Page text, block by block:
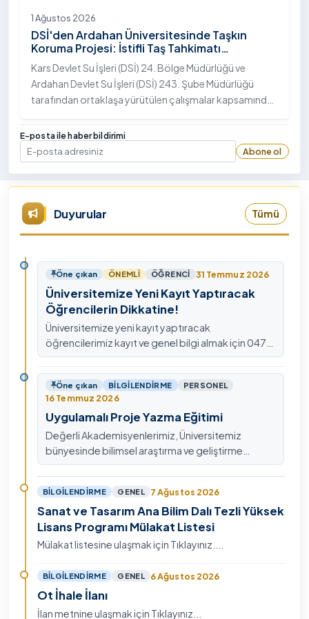
1 Ağustos 2026
DSİ'den Ardahan Üniversitesinde Taşkın
Koruma Projesi: İstifli Taş Tahkimatı
Çalışmaları Tamamlandı
Kars Devlet Su İşleri (DSİ) 24. Bölge Müdürlüğü ve
Ardahan Devlet Su İşleri (DSİ) 243. Şube Müdürlüğü
tarafından ortaklaşa yürütülen çalışmalar kapsamında,
"İstifli Taş Tahkimatı" projesi titizlikle tamamlandı.
E-posta ile haber bildirimi
E-posta
Abone ol
Duyurular Tümü
Öne çıkan ÖNEMLI ÖĞRENCI 31 Temmuz 2026
Üniversitemize Yeni Kayıt Yaptıracak
Öğrencilerin Dikkatine!
Üniversitemize yeni kayıt yaptıracak
öğrencilerimiz kayıt ve genel bilgi almak için 0478
211 75 75 Dahili: 1913 nolu telefondan
ulaşabilirsiniz.
Öne çıkan BILGILENDIRME PERSONEL
16 Temmuz 2026
Uygulamalı Proje Yazma Eğitimi
Değerli Akademisyenlerimiz, Üniversitemiz
bünyesinde bilimsel araştırma ve geliştirme
kültürünü güçlendirmek, ulusal ve uluslararası fon
mekanizmala…
BILGILENDIRME GENEL 7 Ağustos 2026
Sanat ve Tasarım Ana Bilim Dalı Tezli Yüksek
Lisans Programı Mülakat Listesi
Mülakat listesine ulaşmak için Tıklayınız....
BILGILENDIRME GENEL 6 Ağustos 2026
Ot İhale İlanı
İlan metnine ulaşmak için Tıklayınız...